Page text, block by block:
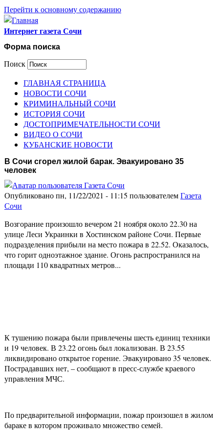
Перейти к основному содержанию
Интернет газета Сочи
Форма поиска
Поиск
ГЛАВНАЯ СТРАНИЦА
НОВОСТИ СОЧИ
КРИМИНАЛЬНЫЙ СОЧИ
ИСТОРИЯ СОЧИ
ДОСТОПРИМЕЧАТЕЛЬНОСТИ СОЧИ
ВИДЕО О СОЧИ
КУБАНСКИЕ НОВОСТИ
В Сочи сгорел жилой барак. Эвакуировано 35
человек
Опубликовано пн, 11/22/2021 - 11:15 пользователемГазета
Сочи
Возгорание произошло вечером 21 ноября около 22.30 на
улице Леси Украинки в Хостинском районе Сочи. Первые
подразделения прибыли на место пожара в 22.52. Оказалось,
что горит одноэтажное здание. Огонь распространился на
площади 110 квадратных метров...
К тушению пожара были привлечены шесть единиц техники
и 19 человек. В 23.22 огонь был локализован. В 23.55
ликвидировано открытое горение. Эвакуировано 35 человек.
Пострадавших нет, – сообщают в пресс-службе краевого
управления МЧС.
По предварительной информации, пожар произошел в жилом
бараке в котором проживало множество семей.